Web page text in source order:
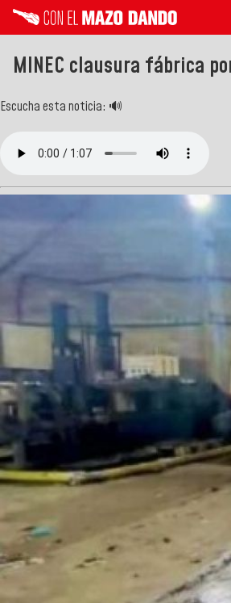
MINEC clausura fábrica
Escucha esta noticia: 🔊